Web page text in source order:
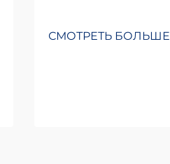
СМОТРЕТЬ БОЛЬШЕ